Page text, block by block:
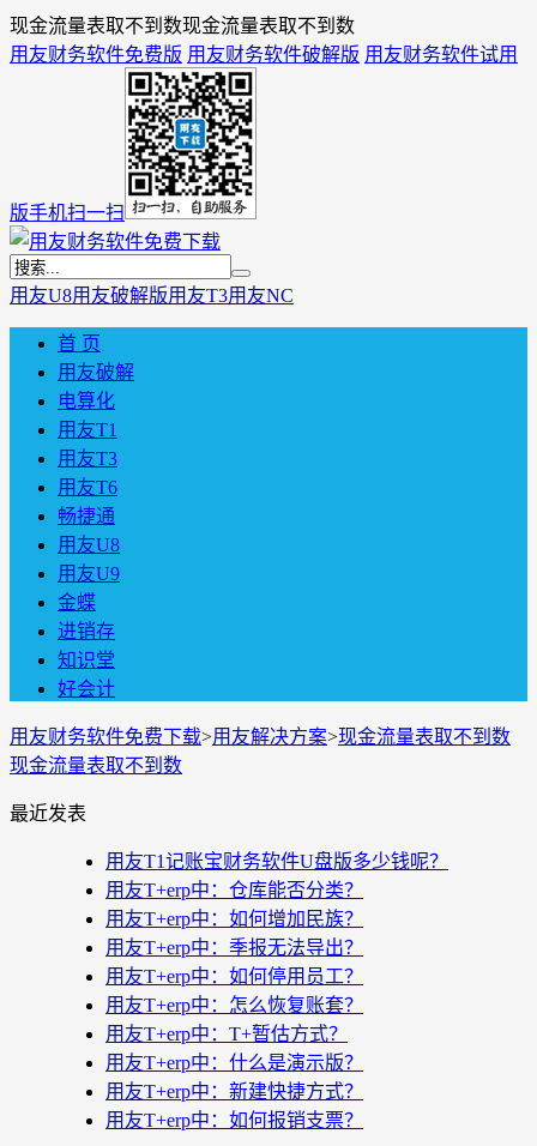
现金流量表取不到数现金流量表取不到数
用友财务软件免费版 用友财务软件破解版 用友财务软件试用
版手机扫一扫
用友U8用友破解版用友T3用友NC
首 页
用友破解
电算化
用友T1
用友T3
用友T6
畅捷通
用友U8
用友U9
金蝶
进销存
知识堂
好会计
用友财务软件免费下载>用友解决方案>现金流量表取不到数
现金流量表取不到数
最近发表
用友T1记账宝财务软件U盘版多少钱呢？
用友T+erp中：仓库能否分类？
用友T+erp中：如何增加民族？
用友T+erp中：季报无法导出？
用友T+erp中：如何停用员工？
用友T+erp中：怎么恢复账套？
用友T+erp中：T+暂估方式？
用友T+erp中：什么是演示版？
用友T+erp中：新建快捷方式？
用友T+erp中：如何报销支票？